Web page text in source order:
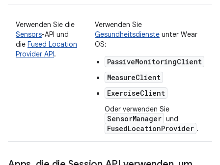
Verwenden Sie die
Sensors-API und
die Fused Location
Provider API.
Verwenden Sie
Gesundheitsdienste unter Wear
OS:
PassiveMonitoringClient
MeasureClient
ExerciseClient
Oder verwenden Sie
SensorManager und
FusedLocationProvider .